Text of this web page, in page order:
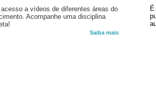
acesso a vídeos de diferentes áreas do
Acompanhe uma disciplina
Saiba mais